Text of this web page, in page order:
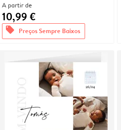
A partir de
10,99 €
offers Preços Sempre Baixos